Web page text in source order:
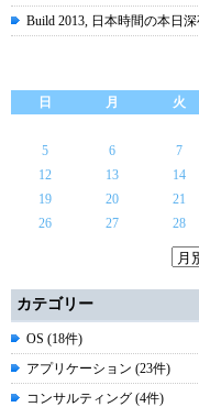
Build 2013, 日本時間の本日
日
月 火
5
6 7
12
13 14
19
20 21
26
27 28
カテゴリー
OS (18件)
アプリケーション (23件)
コンサルティング (4件)